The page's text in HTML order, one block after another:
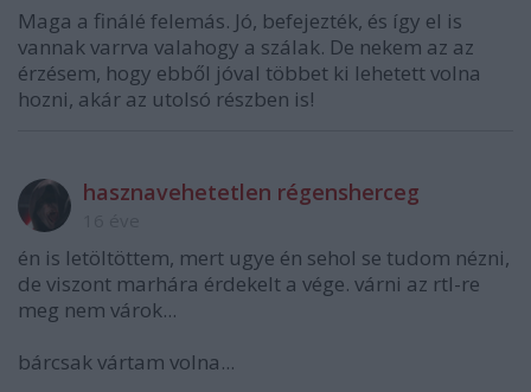
Maga a finálé felemás. Jó, befejezték, és így el is
vannak varrva valahogy a szálak. De nekem az az
érzésem, hogy ebből jóval többet ki lehetett volna
hozni, akár az utolsó részben is!
hasznavehetetlen régensherceg
én is letöltöttem, mert ugye én sehol se tudom nézni,
de viszont marhára érdekelt a vége. várni az rtl-re
meg nem várok...
bárcsak vártam volna...